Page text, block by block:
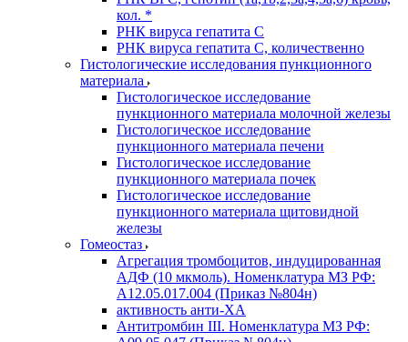
кол. *
РНК вируса гепатита C
РНК вируса гепатита C, количественно
Гистологические исследования пункционного
материала
Гистологическое исследование
пункционного материала молочной железы
Гистологическое исследование
пункционного материала печени
Гистологическое исследование
пункционного материала почек
Гистологическое исследование
пункционного материала щитовидной
железы
Гомеостаз
Агрегация тромбоцитов, индуцированная
АДФ (10 мкмоль). Номенклатура МЗ РФ:
A12.05.017.004 (Приказ №804н)
активность анти-ХА
Антитромбин III. Номенклатура МЗ РФ: